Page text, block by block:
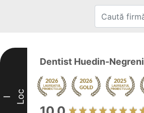
I Loc
Dentist Huedin-Negreni